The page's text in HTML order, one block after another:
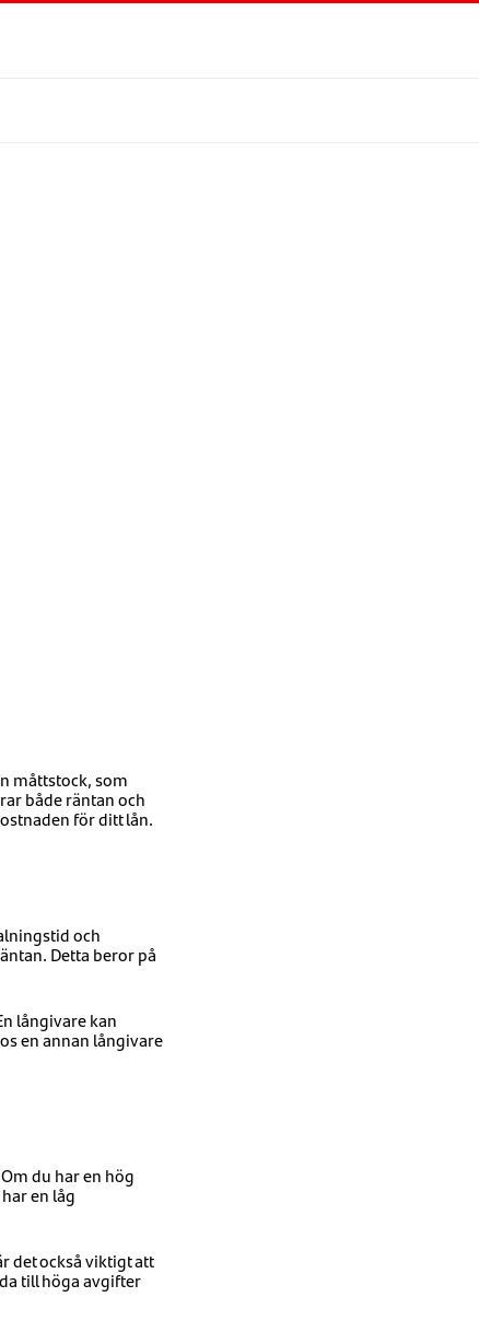
måttstock, som
både räntan och
för ditt lån.
och
Detta beror på
långivare kan
en annan långivare
du har en hög
en låg
det också viktigt att
till höga avgifter